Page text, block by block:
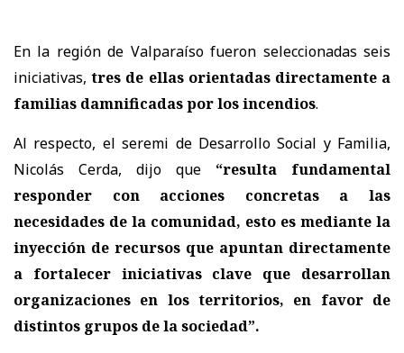
En la región de Valparaíso fueron seleccionadas seis
iniciativas,tres de ellas orientadas directamente a
familias damnificadas por los incendios.
Al respecto, el seremi de Desarrollo Social y Familia,
Nicolás Cerda, dijo que “resulta fundamental
responder con acciones concretas a las
necesidades de la comunidad, esto es mediante la
inyección de recursos que apuntan directamente
a fortalecer iniciativas clave que desarrollan
organizaciones en los territorios, en favor de
distintos grupos de la sociedad”.